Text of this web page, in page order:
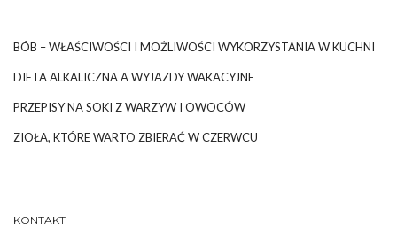
BÓB – WŁAŚCIWOŚCI I MOŻLIWOŚCI WYKORZYSTANIA W KUCHNI
DIETA ALKALICZNA A WYJAZDY WAKACYJNE
PRZEPISY NA SOKI Z WARZYW I OWOCÓW
ZIOŁA, KTÓRE WARTO ZBIERAĆ W CZERWCU
KONTAKT